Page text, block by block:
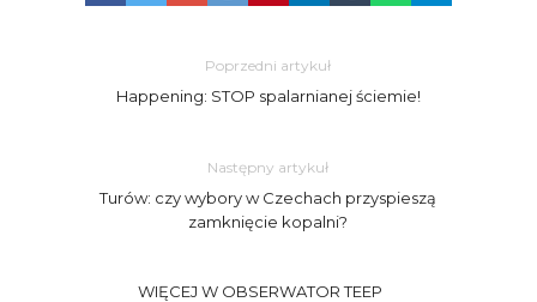
Poprzedni artykuł
Happening: STOP spalarnianej ściemie!
Następny artykuł
Turów: czy wybory w Czechach przyspieszą
zamknięcie kopalni?
WIĘCEJ W OBSERWATOR TEEP